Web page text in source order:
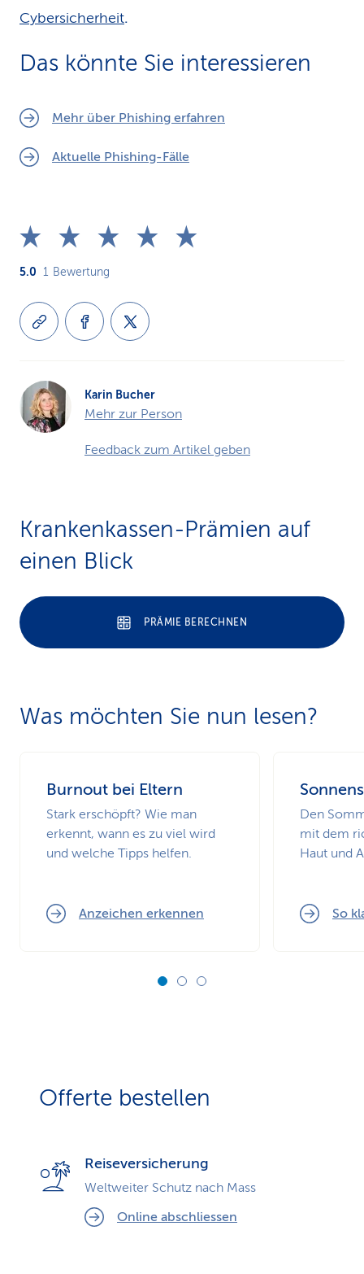
Cybersicherheit.
Das könnte Sie interessieren
Mehr über Phishing erfahren
Aktuelle Phishing-Fälle
5.0 1 Bewertung
Karin Bucher
Mehr zur Person
Feedback zum Artikel geben
Krankenkassen-Prämien auf
einen Blick
PRÄMIE BERECHNEN
Was möchten Sie nun lesen?
Burnout bei Eltern
Stark erschöpft? Wie man
erkennt, wann es zu viel wird
und welche Tipps helfen.
Anzeichen erkennen
Den
mit dem
Haut und
So
Offerte bestellen
Reiseversicherung
Weltweiter Schutz nach Mass
Online abschliessen